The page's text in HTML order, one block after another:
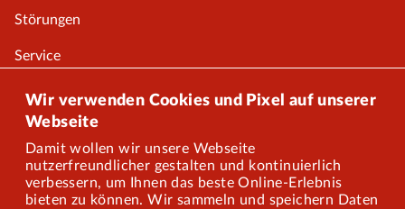
Wir verwenden Cookies und Pixel auf unserer
Webseite
Damit wollen wir unsere Webseite
nutzerfreundlicher gestalten und kontinuierlich
verbessern, um Ihnen das beste Online-Erlebnis
bieten zu können. Wir sammeln und speichern Daten
Störungen
Service
Onlineshop
Über uns
Karriere